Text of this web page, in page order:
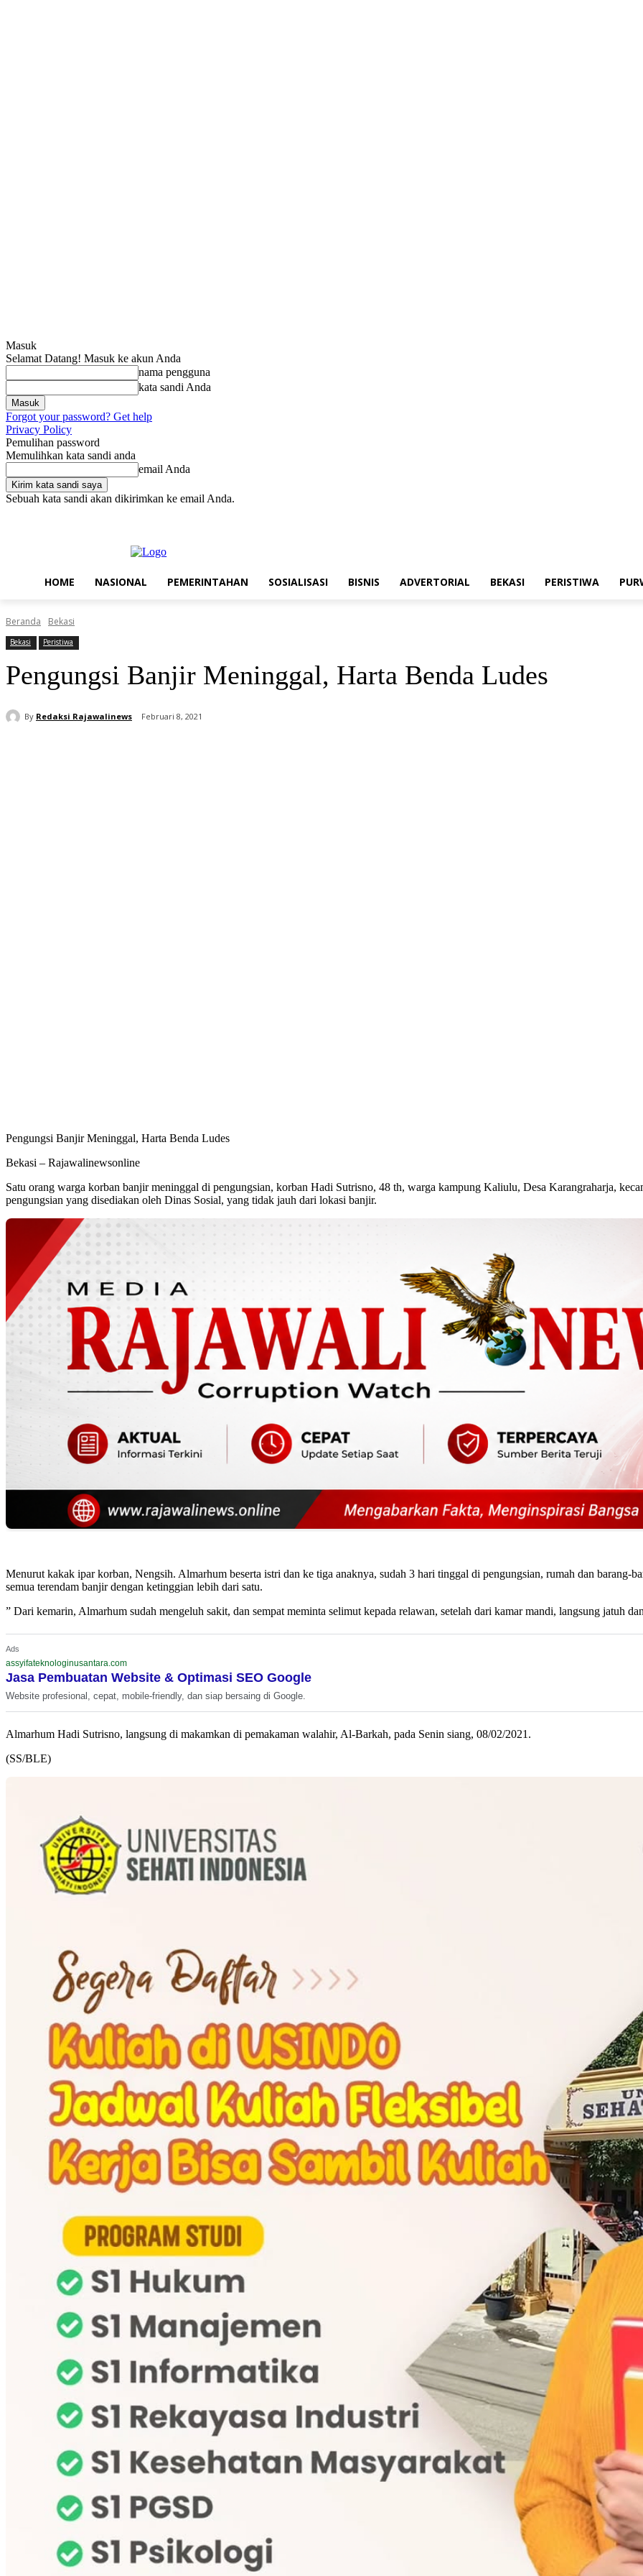
Masuk
Selamat Datang! Masuk ke akun Anda
nama pengguna
kata sandi Anda
Forgot your password? Get help
Privacy Policy
Pemulihan password
Memulihkan kata sandi anda
email Anda
Sebuah kata sandi akan dikirimkan ke email Anda.
HOME NASIONAL PEMERINTAHAN SOSIALISASI BISNIS ADVERTORIAL BEKASI PERISTIWA
Beranda Bekasi
Bekasi Peristiwa
Pengungsi Banjir Meninggal, Harta Benda Ludes
By Redaksi Rajawalinews Februari 8, 2021
Pengungsi Banjir Meninggal, Harta Benda Ludes
Bekasi – Rajawalinewsonline
Satu orang warga korban banjir meninggal di pengungsian, korban Hadi Sutrisno, 48 th, warga kampung Kaliulu, Desa Karangraharja,
pengungsian yang disediakan oleh Dinas Sosial, yang tidak jauh dari lokasi banjir.
Menurut kakak ipar korban, Nengsih. Almarhum beserta istri dan ke tiga anaknya, sudah 3 hari tinggal di pengungsian, rumah dan barang-
semua terendam banjir dengan ketinggian lebih dari satu.
” Dari kemarin, Almarhum sudah mengeluh sakit, dan sempat meminta selimut kepada relawan, setelah dari kamar mandi, langsung jatuh
Ads
assyifateknologinusantara.com
Jasa Pembuatan Website & Optimasi SEO Google
Website profesional, cepat, mobile-friendly, dan siap bersaing di Google.
Almarhum Hadi Sutrisno, langsung di makamkan di pemakaman walahir, Al-Barkah, pada Senin siang, 08/02/2021.
(SS/BLE)